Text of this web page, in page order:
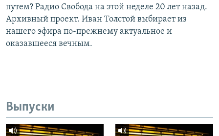
путем? Радио Свобода на этой неделе 20 лет назад.
Архивный проект. Иван Толстой выбирает из
нашего эфира по-прежнему актуальное и
оказавшееся вечным.
Выпуски